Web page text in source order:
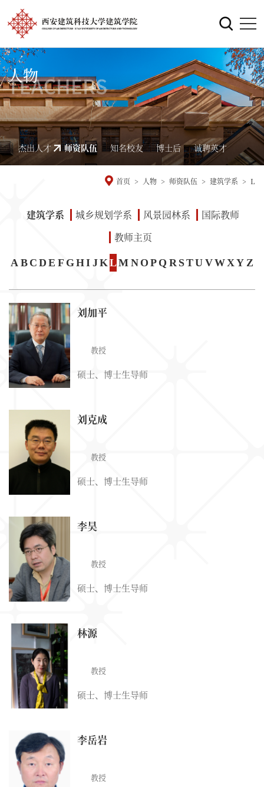
人物
杰出人才 师资队伍 知名校友 博士后 诚聘英才
首页 > 人物 > 师资队伍 > 建筑学系 > L
建筑学系 城乡规划学系 风景园林系
国际教师
教师主页
A B C D E F GHI JKLM N O P Q R STU VWXY Z
刘加平
教授
硕士、博士生导师
刘克成
教授
硕士、博士生导师
李昊
教授
硕士、博士生导师
林源
教授
硕士、博士生导师
李岳岩
教授